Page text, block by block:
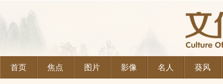
首页 焦点 图片 影像 名人 葵风